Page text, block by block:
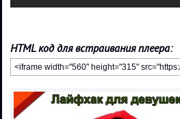
HTML код для встраивания плеера: